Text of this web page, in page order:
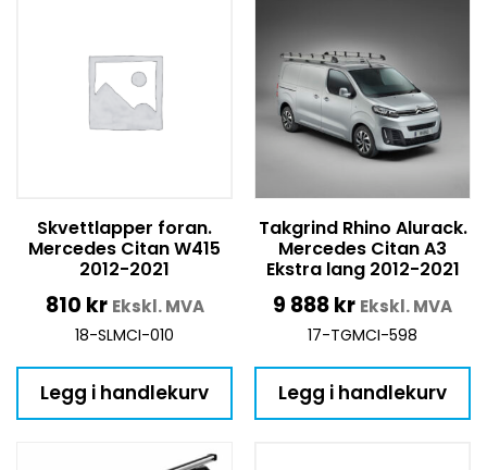
Skvettlapper foran.
Mercedes Citan W415
2012-2021
810 kr Ekskl. MVA
18-SLMCI-010
Legg i handlekurv
Takgrind Rhino Alurack.
Mercedes Citan A3
Ekstra lang 2012-2021
9 888kr Ekskl. MVA
17-TGMCI-598
Legg i handlekurv